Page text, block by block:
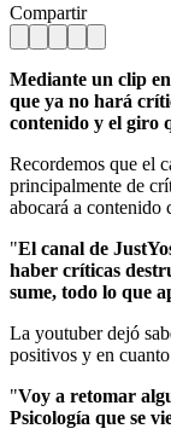
Compartir
Mediante un clip
que ya no hará
contenido y el giro
Recordemos que el
principalmente de
abocará a contenido
"El canal de
haber críticas
sume, todo lo que
La youtuber dejó
positivos y en
"Voy a retomar
Psicología que se